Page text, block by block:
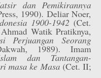
dan Pemikirannya
1990). Deliar Noer,
1900-1942 (Cet.
Watik Pratiknya,
Perjuangan Seorang
1989). Imam
dan Tantangan-
masa ke Masa (Cet. II;